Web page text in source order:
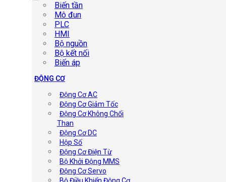
Biến tần
Mô đun
PLC
HMI
Bộ nguồn
Bộ kết nối
Biến áp
ĐỘNG CƠ
Động Cơ AC
Động Cơ Giảm Tốc
Động Cơ Không Chổi
Than
Động Cơ DC
Hộp Số
Động Cơ Điện Từ
Bộ Khởi Động MMS
Động Cơ Servo